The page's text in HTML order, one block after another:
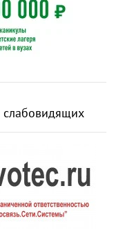
слабовидящих